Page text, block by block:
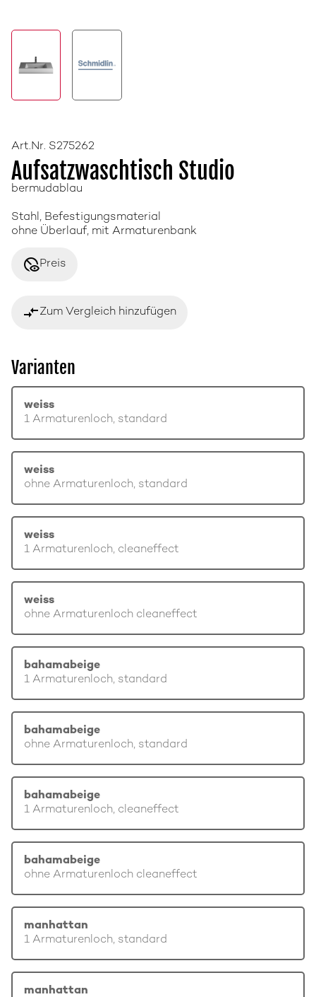
Art.Nr. S275262
Aufsatzwaschtisch Studio
bermudablau
Stahl, Befestigungsmaterial
ohne Überlauf, mit Armaturenbank
disabled_visiblePreis
compare_arrowsZum Vergleich hinzufügen
Varianten
weiss
1 Armaturenloch, standard
weiss
ohne Armaturenloch, standard
weiss
1 Armaturenloch, cleaneffect
weiss
ohne Armaturenloch cleaneffect
bahamabeige
1 Armaturenloch, standard
bahamabeige
ohne Armaturenloch, standard
bahamabeige
1 Armaturenloch, cleaneffect
bahamabeige
ohne Armaturenloch cleaneffect
manhattan
1 Armaturenloch, standard
manhattan